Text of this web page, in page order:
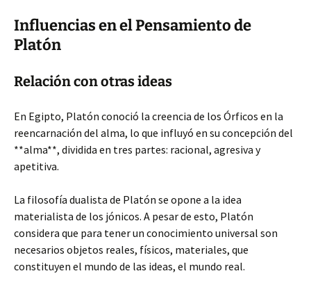
Influencias en el Pensamiento de
Platón
Relación con otras ideas
En Egipto, Platón conoció la creencia de los Órficos en la
reencarnación del alma, lo que influyó en su concepción del
**alma**, dividida en tres partes: racional, agresiva y
apetitiva.
La filosofía dualista de Platón se opone a la idea
materialista de los jónicos. A pesar de esto, Platón
considera que para tener un conocimiento universal son
necesarios objetos reales, físicos, materiales, que
constituyen el mundo de las ideas, el mundo real.